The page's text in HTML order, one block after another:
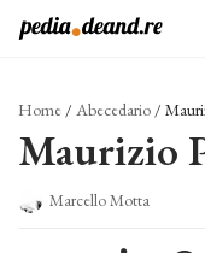
Vai
Home / Abecedario /
Maurizio
Marcello Motta